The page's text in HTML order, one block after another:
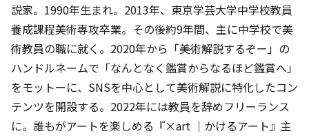
説家。1990年生まれ。2013年、東京学芸大学中学校教員
養成課程美術専攻卒業。その後約9年間、主に中学校で美
術教員の職に就く。2020年から「美術解説するぞー」の
ハンドルネームで「なんとなく鑑賞からなるほど鑑賞へ」
をモットーに、SNSを中心として美術解説に特化したコン
テンツを開設する。2022年には教員を辞めフリーランス
に。誰もがアートを楽しめる『×art ｜かけるアート』主